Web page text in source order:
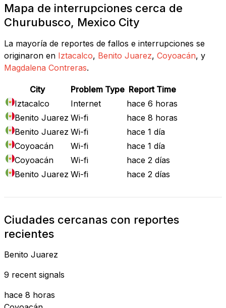
Mapa de interrupciones cerca de
Churubusco, Mexico City
La mayoría de reportes de fallos e interrupciones se
originaron en Iztacalco, Benito Juarez, Coyoacán, y
Magdalena Contreras.
City Problem Type Report Time
Iztacalco
Internet
hace 6 horas
Benito Juarez Wi-fi
hace 8 horas
Benito Juarez Wi-fi
hace 1 día
Coyoacán
Wi-fi
hace 1 día
Coyoacán
Wi-fi
hace 2 días
Benito Juarez Wi-fi hace 2 días
Ciudades cercanas con reportes
recientes
Benito Juarez
9 recent signals
hace 8 horas